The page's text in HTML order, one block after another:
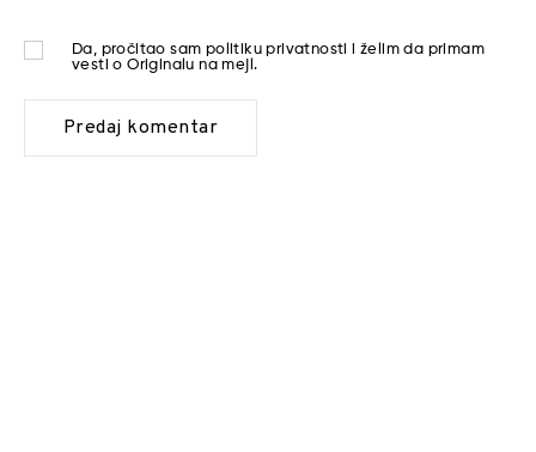
Da, pročitao sam politiku privatnosti
i želim da primam
vesti o Originalu na mejl.